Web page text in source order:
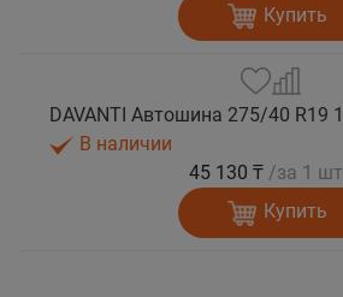
Купить
В наличии
45 130 ₸ /за 1
Купить